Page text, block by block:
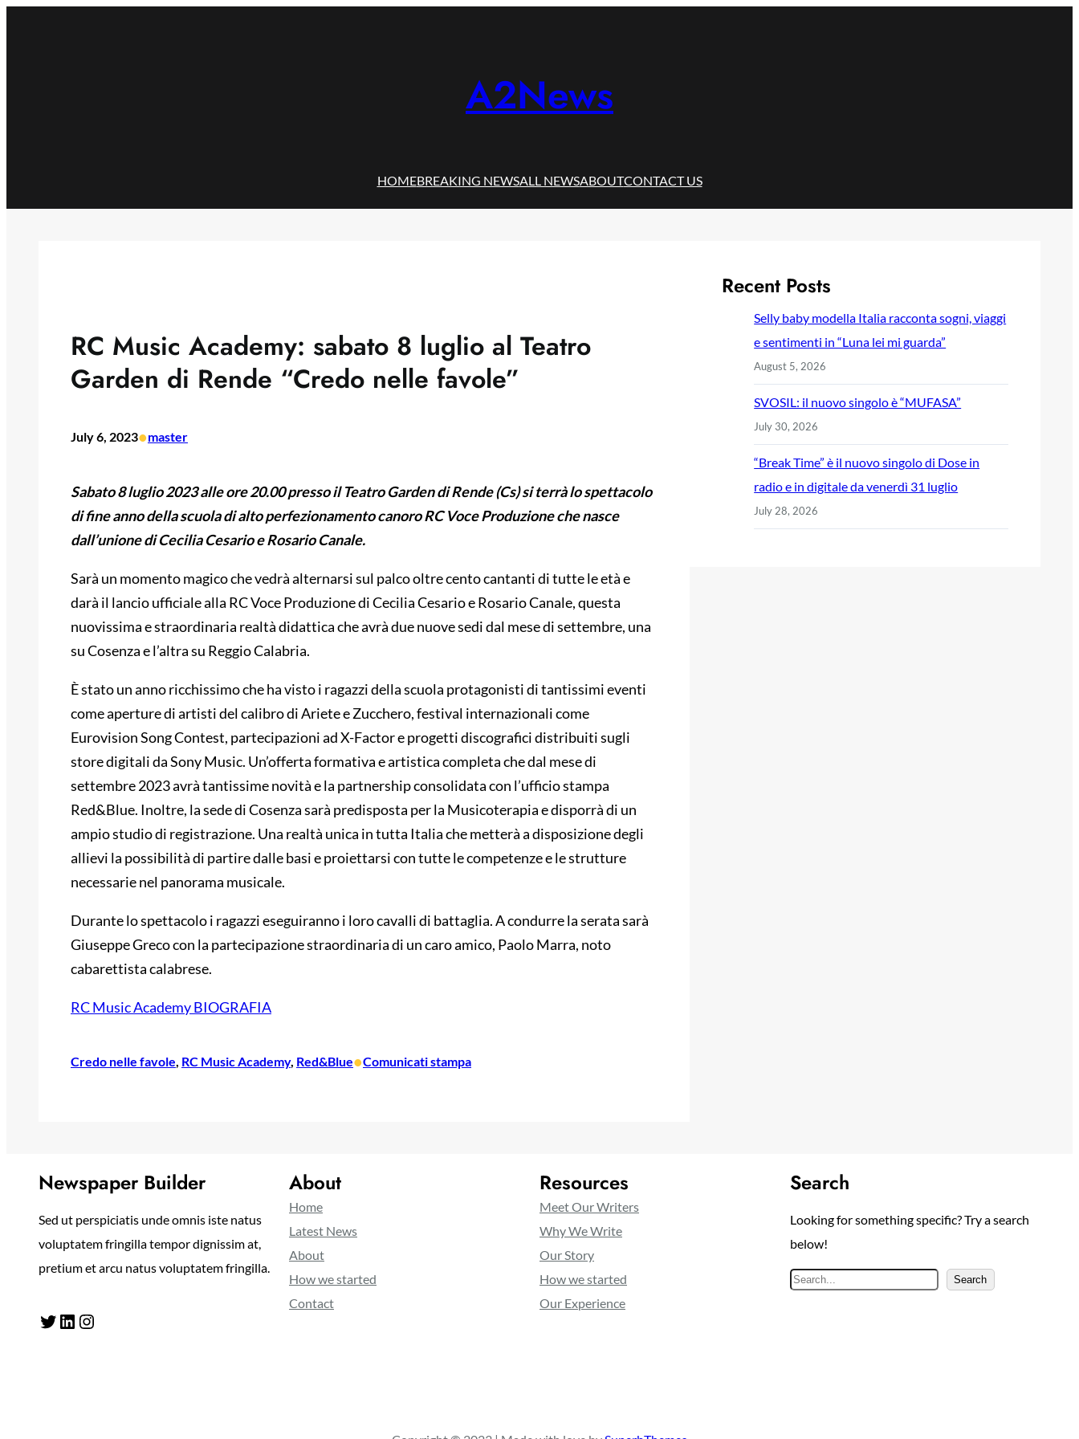
A2News
HOMEBREAKING NEWSALL NEWSABOUTCONTACT US
RC Music Academy: sabato 8 luglio al Teatro
Garden di Rende “Credo nelle favole”
July 6, 2023•master
Sabato 8 luglio 2023 alle ore 20.00 presso il Teatro Garden di Rende (Cs) si terrà lo spettacolo
di fine anno della scuola di alto perfezionamento canoro RC Voce Produzione che nasce
dall’unione di Cecilia Cesario e Rosario Canale.
Sarà un momento magico che vedrà alternarsi sul palco oltre cento cantanti di tutte le età e
darà il lancio ufficiale alla RC Voce Produzione di Cecilia Cesario e Rosario Canale, questa
nuovissima e straordinaria realtà didattica che avrà due nuove sedi dal mese di settembre, una
su Cosenza e l’altra su Reggio Calabria.
È stato un anno ricchissimo che ha visto i ragazzi della scuola protagonisti di tantissimi eventi
come aperture di artisti del calibro di Ariete e Zucchero, festival internazionali come
Eurovision Song Contest, partecipazioni ad X-Factor e progetti discografici distribuiti sugli
store digitali da Sony Music. Un’offerta formativa e artistica completa che dal mese di
settembre 2023 avrà tantissime novità e la partnership consolidata con l’ufficio stampa
Red&Blue. Inoltre, la sede di Cosenza sarà predisposta per la Musicoterapia e disporrà di un
ampio studio di registrazione. Una realtà unica in tutta Italia che metterà a disposizione degli
allievi la possibilità di partire dalle basi e proiettarsi con tutte le competenze e le strutture
necessarie nel panorama musicale.
Durante lo spettacolo i ragazzi eseguiranno i loro cavalli di battaglia. A condurre la serata sarà
Giuseppe Greco con la partecipazione straordinaria di un caro amico, Paolo Marra, noto
cabarettista calabrese.
RC Music Academy BIOGRAFIA
Credo nelle favole, RC Music Academy, Red&Blue•Comunicati stampa
Recent Posts
Selly baby modella Italia racconta sogni, viaggi
e sentimenti in “Luna lei mi guarda”
August 5, 2026
SVOSIL: il nuovo singolo è “MUFASA”
July 30, 2026
“Break Time” è il nuovo singolo di Dose in
radio e in digitale da venerdì 31 luglio
July 28, 2026
Newspaper Builder
Sed ut perspiciatis unde omnis iste natus
voluptatem fringilla tempor dignissim at,
pretium et arcu natus voluptatem fringilla.
Twitter LinkedIn Instagram
About
Home
Latest News
About
How we started
Contact
Resources
Meet Our Writers
Why We Write
Our Story
How we started
Our Experience
Search
Looking for something specific? Try a search
below!
S
Search